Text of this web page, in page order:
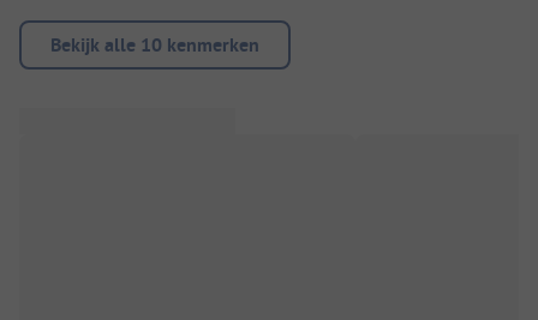
Bekijk alle 10 kenmerken